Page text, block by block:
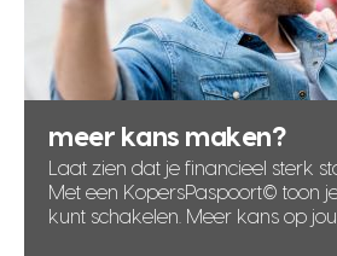
meer kans maken?
Laat zien dat je financieel sterk
Met een KopersPaspoort© toon
kunt schakelen. Meer kans op